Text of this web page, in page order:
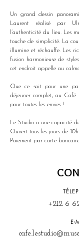
Un grand dessin
Laurent réalisé par
l’authenticité du lieu. Les
touche de simplicité. La
illumine et réchauffe. Les
fusion harmonieuse de
cet endroit appelle au
Que ce soit pour une
déjeuner complet, au
pour toutes les envies !
Le Studio a une capacité
Ouvert tous les jours de
Paiement par carte
+212 6
E-